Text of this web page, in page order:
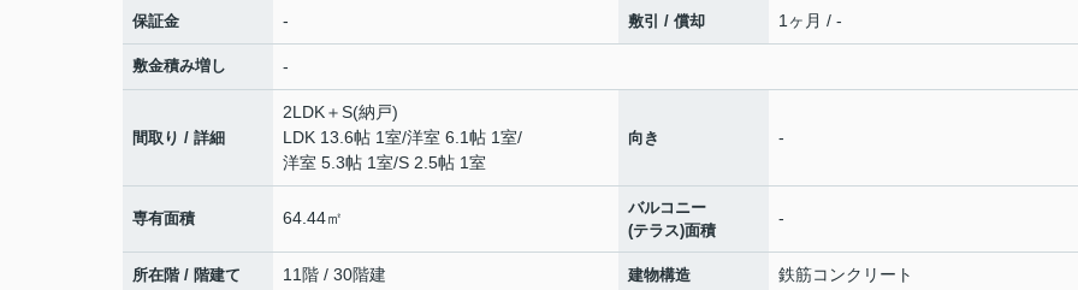
保証金 - 敷引 / 償却 1ヶ月 / -
敷金積み増し -
間取り / 詳細
2LDK＋S(納戸)
LDK 13.6帖 1室/洋室 6.1帖 1室/
洋室 5.3帖 1室/S 2.5帖 1室
向き -
専有面積 64.44㎡
バルコニー
(テラス)面積
-
所在階 / 階建て 11階 / 30階建 建物構造 鉄筋コンクリート